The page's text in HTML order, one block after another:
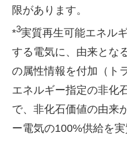
限があります。
*3実質再生可能エネル
する電気に、由来とな
の属性情報を付加（ト
エネルギー指定の非化
で、非化石価値の由来
ー電気の100%供給を実